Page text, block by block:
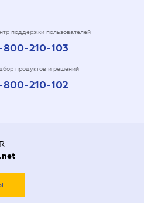
поддержки пользователей
800-210-103
продуктов и решений
800-210-102